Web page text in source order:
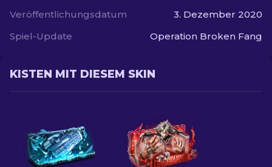
Veröffentlichungsdatum
3. Dezember 2020
Spiel-Update
Operation Broken Fang
KISTEN MIT DIESEM SKIN